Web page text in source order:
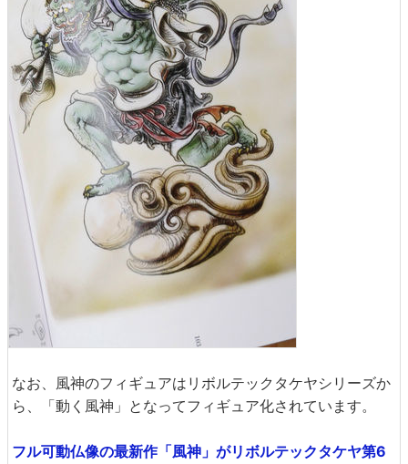
なお、風神のフィギュアはリボルテックタケヤシリーズか
ら、「動く風神」となってフィギュア化されています。
フル可動仏像の最新作「風神」がリボルテックタケヤ第6